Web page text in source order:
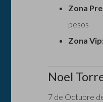
Zona
pesos
Zona
Noel
7 de Octubre